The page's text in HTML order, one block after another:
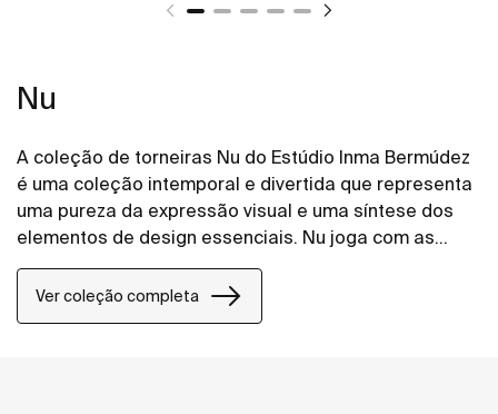
Nu
A coleção de torneiras Nu do Estúdio Inma Bermúdez
é uma coleção intemporal e divertida que representa
uma pureza da expressão visual e uma síntese dos
elementos de design essenciais. Nu joga com as
cores de formas novas e criativas, permitindo toda
uma personalização da casa de banho.
Ver coleção completa